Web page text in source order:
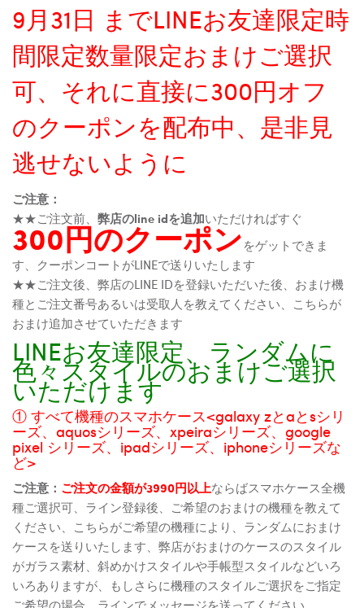
9月31日 までLINEお友達限定時
間限定数量限定おまけご選択
可、それに直接に300円オフ
のクーポンを配布中、是非見
逃せないように
ご注意：
★★ご注文前、 弊店のline idを追加いただければすぐ
300円のクーポンをゲットできま
す、クーポンコートがLINEで送りいたします
★★ご注文後、弊店のLINE IDを登録いただいた後、おまけ機
種とご注文番号あるいは受取人を教えてください、こちらが
おまけ追加させていただきます
LINEお友達限定、ランダムに
色々スタイルのおまけご選択
いただけます
① すべて機種のスマホケース<galaxy zとaとsシリ
ーズ、aquosシリーズ、xpeiraシリーズ、google
pixel シリーズ、ipadシリーズ、iphoneシリーズな
ど>
ご注意： ご注文の金額が3990円以上ならばスマホケース全機
種ご選択可、ライン登録後、ご希望のおまけの機種を教えて
ください、こちらがご希望の機種により、ランダムにおまけ
ケースを送りいたします、弊店がおまけのケースのスタイル
がガラス素材、斜めかけスタイルや手帳型スタイルなどいろ
いろありますが、もしさらに機種のスタイルご選択をご指定
ご希望の場合、ラインでメッセージを送ってください